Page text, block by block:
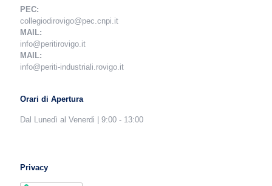
PEC:
collegiodirovigo@pec.cnpi.it
MAIL:
info@peritirovigo.it
MAIL:
info@periti-industriali.rovigo.it
Orari di Apertura
Dal Lunedì al Venerdi | 9:00 - 13:00
Privacy